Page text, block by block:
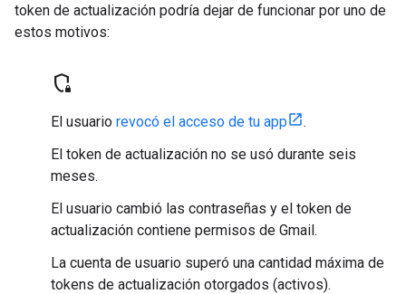
token de actualización podría dejar de funcionar por uno de
estos motivos:
shield_locked
El usuario revocó el acceso de tu app
.
El token de actualización no se usó durante seis
meses.
El usuario cambió las contraseñas y el token de
actualización contiene permisos de Gmail.
La cuenta de usuario superó una cantidad máxima de
tokens de actualización otorgados (activos).